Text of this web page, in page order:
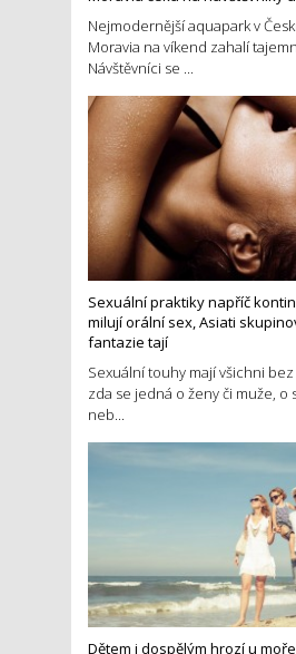
Nejmodernější aquapark v
Moravia na víkend zahalí
Návštěvníci se ...
Sexuální praktiky napříč
milují orální sex, Asiati
fantazie tají
Sexuální touhy mají všichni
zda se jedná o ženy či muže, o
neb...
Dětem i dospělým hrozí u